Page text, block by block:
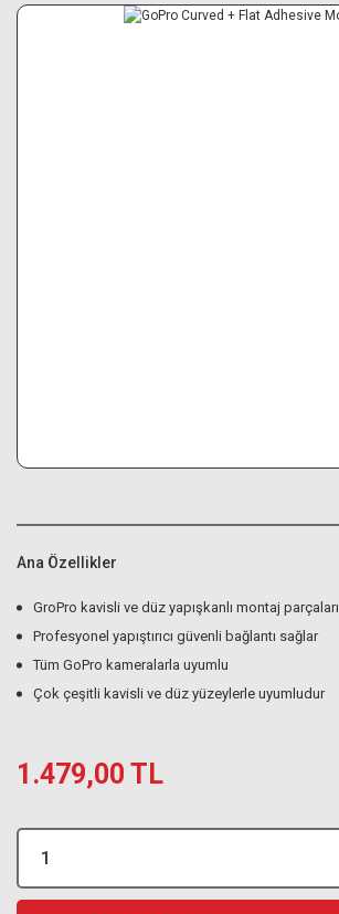
Ana Özellikler
GroPro kavisli ve düz yapışkanlı montaj parçaları
Profesyonel yapıştırıcı güvenli bağlantı sağlar
Tüm GoPro kameralarla uyumlu
Çok çeşitli kavisli ve düz yüzeylerle uyumludur
1.479,00 TL